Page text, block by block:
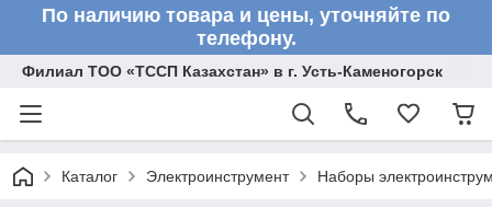
По наличию товара и цены, уточняйте по
телефону.
Филиал ТОО «ТССП Казахстан» в г. Усть-Каменогорск
Каталог Электроинструмент Наборы